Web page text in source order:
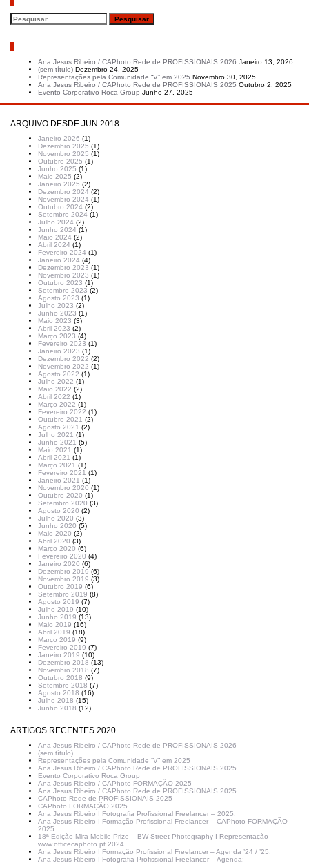
Ana Jesus Ribeiro / CAPhoto Rede de PROFISSIONAIS 2026 Janeiro 13, 2026
(sem título) Dezembro 24, 2025
Representações pela Comunidade “V” em 2025 Novembro 30, 2025
Ana Jesus Ribeiro / CAPhoto Rede de PROFISSIONAIS 2025 Outubro 2, 2025
Evento Corporativo Roca Group Junho 27, 2025
ARQUIVO DESDE JUN.2018
Janeiro 2026 (1)
Dezembro 2025 (1)
Novembro 2025 (1)
Outubro 2025 (1)
Junho 2025 (1)
Maio 2025 (2)
Janeiro 2025 (2)
Dezembro 2024 (2)
Novembro 2024 (1)
Outubro 2024 (2)
Setembro 2024 (1)
Julho 2024 (2)
Junho 2024 (1)
Maio 2024 (2)
Abril 2024 (1)
Fevereiro 2024 (1)
Janeiro 2024 (4)
Dezembro 2023 (1)
Novembro 2023 (1)
Outubro 2023 (1)
Setembro 2023 (2)
Agosto 2023 (1)
Julho 2023 (2)
Junho 2023 (1)
Maio 2023 (3)
Abril 2023 (2)
Março 2023 (4)
Fevereiro 2023 (1)
Janeiro 2023 (1)
Dezembro 2022 (2)
Novembro 2022 (1)
Agosto 2022 (1)
Julho 2022 (1)
Maio 2022 (2)
Abril 2022 (1)
Março 2022 (1)
Fevereiro 2022 (1)
Outubro 2021 (2)
Agosto 2021 (2)
Julho 2021 (1)
Junho 2021 (5)
Maio 2021 (1)
Abril 2021 (1)
Março 2021 (1)
Fevereiro 2021 (1)
Janeiro 2021 (1)
Novembro 2020 (1)
Outubro 2020 (1)
Setembro 2020 (3)
Agosto 2020 (2)
Julho 2020 (3)
Junho 2020 (5)
Maio 2020 (2)
Abril 2020 (3)
Março 2020 (6)
Fevereiro 2020 (4)
Janeiro 2020 (6)
Dezembro 2019 (6)
Novembro 2019 (3)
Outubro 2019 (6)
Setembro 2019 (8)
Agosto 2019 (7)
Julho 2019 (10)
Junho 2019 (13)
Maio 2019 (16)
Abril 2019 (18)
Março 2019 (9)
Fevereiro 2019 (7)
Janeiro 2019 (10)
Dezembro 2018 (13)
Novembro 2018 (7)
Outubro 2018 (9)
Setembro 2018 (7)
Agosto 2018 (16)
Julho 2018 (15)
Junho 2018 (12)
ARTIGOS RECENTES 2020
Ana Jesus Ribeiro / CAPhoto Rede de PROFISSIONAIS 2026
(sem título)
Representações pela Comunidade “V” em 2025
Ana Jesus Ribeiro / CAPhoto Rede de PROFISSIONAIS 2025
Evento Corporativo Roca Group
Ana Jesus Ribeiro / CAPhoto FORMAÇÃO 2025
Ana Jesus Ribeiro / CAPhoto Rede de PROFISSIONAIS 2025
CAPhoto Rede de PROFISSIONAIS 2025
CAPhoto FORMAÇÃO 2025
Ana Jesus Ribeiro I Fotografia Profissional Freelancer – 2025:
Ana Jesus Ribeiro I Formação Profissional Freelancer – CAPhoto FORMAÇÃO
2025
18ª Edição Mira Mobile Prize – BW Street Photography I Representação
www.officecaphoto.pt 2024
Ana Jesus Ribeiro I Formação Profissional Freelancer – Agenda ’24 / ’25:
Ana Jesus Ribeiro I Fotografia Profissional Freelancer – Agenda: